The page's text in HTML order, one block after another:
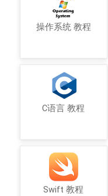
操作系统 教程
C语言 教程
Swift 教程